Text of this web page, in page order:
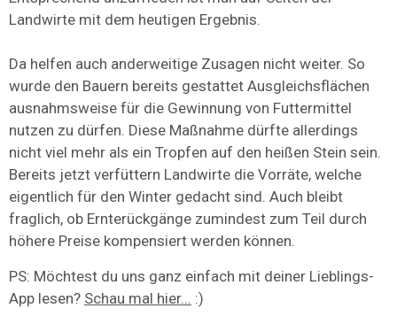
Landwirte mit dem heutigen Ergebnis.
Da helfen auch anderweitige Zusagen nicht weiter. So
wurde den Bauern bereits gestattet Ausgleichsflächen
ausnahmsweise für die Gewinnung von Futtermittel
nutzen zu dürfen. Diese Maßnahme dürfte allerdings
nicht viel mehr als ein Tropfen auf den heißen Stein sein.
Bereits jetzt verfüttern Landwirte die Vorräte, welche
eigentlich für den Winter gedacht sind. Auch bleibt
fraglich, ob Ernterückgänge zumindest zum Teil durch
höhere Preise kompensiert werden können.
PS: Möchtest du uns ganz einfach mit deiner Lieblings-
App lesen? Schau mal hier... :)